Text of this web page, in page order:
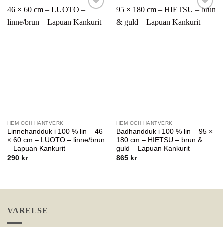
önskelistan
HEM OCH HANTVERK
Linnehandduk i 100 % lin – 46
× 60 cm – LUOTO – linne/brun
– Lapuan Kankurit
290 kr
önskelistan
HEM OCH HANTVERK
Badhandduk i 100 % lin – 95 ×
180 cm – HIETSU – brun &
guld – Lapuan Kankurit
865 kr
VARELSE